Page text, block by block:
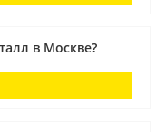
в Москве?